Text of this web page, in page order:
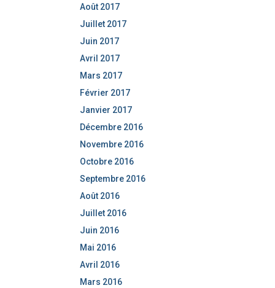
Août 2017
Juillet 2017
Juin 2017
Avril 2017
Mars 2017
Février 2017
Janvier 2017
Décembre 2016
Novembre 2016
Octobre 2016
Septembre 2016
Août 2016
Juillet 2016
Juin 2016
Mai 2016
Avril 2016
Mars 2016